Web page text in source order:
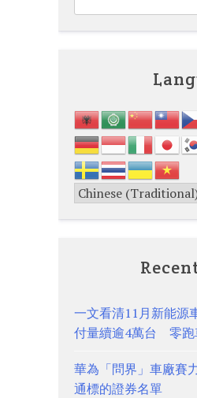
一文看清11月新能
付量續逾4萬台 零跑
華為「問界」車廠賽
通標的證券名單